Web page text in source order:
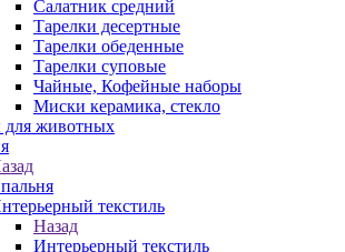
Салатник средний
Тарелки десертные
Тарелки обеденные
Тарелки суповые
Чайные, Кофейные наборы
Миски керамика, стекло
для животных
текстиль
Назад
Интерьерный текстиль